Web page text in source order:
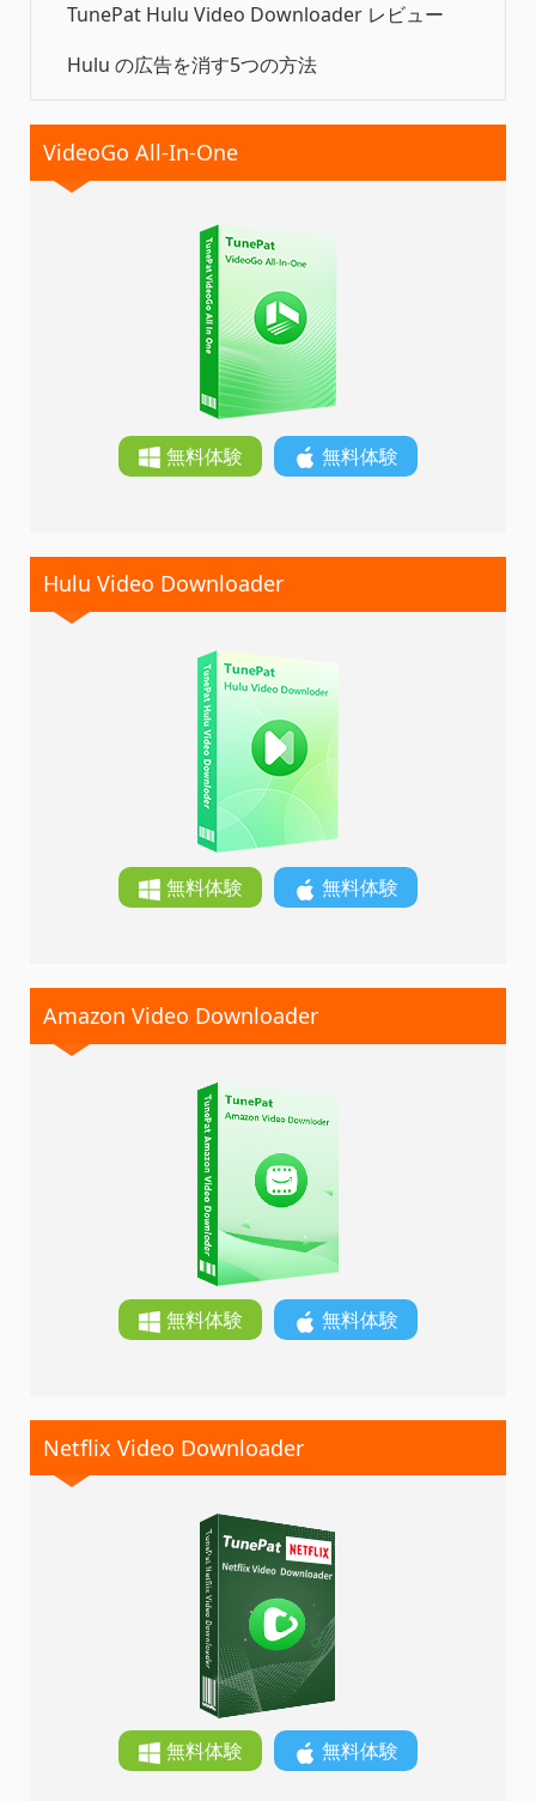
TunePat Hulu Video Downloader レビュー
Hulu の広告を消す5つの方法
VideoGo All-In-One
無料体験 無料体験
Hulu Video Downloader
無料体験 無料体験
Amazon Video Downloader
無料体験 無料体験
Netflix Video Downloader
無料体験 無料体験